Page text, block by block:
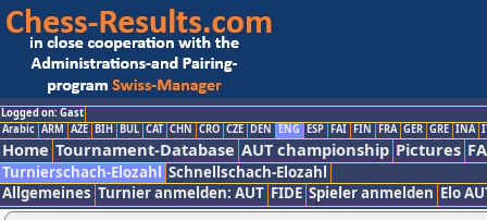
Logged on: Gast
Arabic ARM AZE BIH BUL CAT CHN CRO CZE DEN ENG ESP FAI FIN FRA GER GRE INA
Home Tournament-Database AUT championship Pictures
Turnierschach-Elozahl Schnellschach-Elozahl
Allgemeines Turnier anmelden: AUT FIDE Spieler anmelden Elo